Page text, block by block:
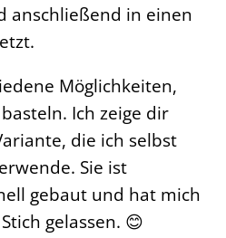
anschließend in einen
Möglichkeiten,
Ich zeige dir
die ich selbst
Sie ist
gebaut und hat mich
gelassen. 😊